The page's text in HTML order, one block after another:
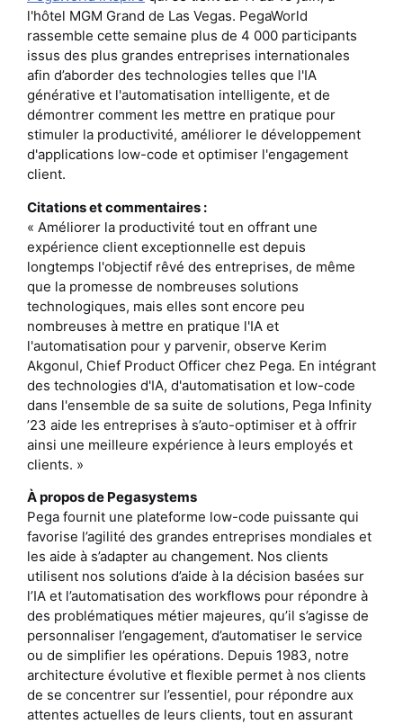
l'hôtel MGM Grand de Las Vegas. PegaWorld
rassemble cette semaine plus de 4 000 participants
issus des plus grandes entreprises internationales
afin d’aborder des technologies telles que l'IA
générative et l'automatisation intelligente, et de
démontrer comment les mettre en pratique pour
stimuler la productivité, améliorer le développement
d'applications low-code et optimiser l'engagement
client.
Citations et commentaires :
« Améliorer la productivité tout en offrant une
expérience client exceptionnelle est depuis
longtemps l'objectif rêvé des entreprises, de même
que la promesse de nombreuses solutions
technologiques, mais elles sont encore peu
nombreuses à mettre en pratique l'IA et
l'automatisation pour y parvenir, observe Kerim
Akgonul, Chief Product Officer chez Pega. En intégrant
des technologies d'IA, d'automatisation et low-code
dans l'ensemble de sa suite de solutions, Pega Infinity
’23 aide les entreprises à s’auto-optimiser et à offrir
ainsi une meilleure expérience à leurs employés et
clients. »
À propos de Pegasystems
Pega fournit une plateforme low-code puissante qui
favorise l’agilité des grandes entreprises mondiales et
les aide à s’adapter au changement. Nos clients
utilisent nos solutions d’aide à la décision basées sur
l’IA et l’automatisation des workflows pour répondre à
des problématiques métier majeures, qu’il s’agisse de
personnaliser l’engagement, d’automatiser le service
ou de simplifier les opérations. Depuis 1983, notre
architecture évolutive et flexible permet à nos clients
de se concentrer sur l’essentiel, pour répondre aux
attentes actuelles de leurs clients, tout en assurant